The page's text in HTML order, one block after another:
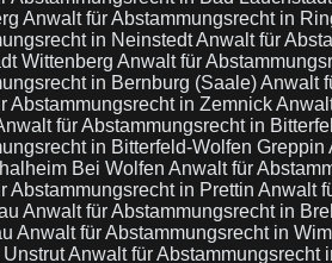
Anwalt für Abstammungsrecht in
in NeinstedtAnwalt für
Wittenberg Anwalt für
in Bernburg (Saale)Anwalt
Abstammungsrecht in Zemnick
für Abstammungsrecht in
in Bitterfeld-Wolfen Greppin
Bei Wolfen Anwalt für
Abstammungsrecht in Prettin Anwalt
Anwalt für Abstammungsrecht in
Anwalt für Abstammungsrecht in
UnstrutAnwalt für Abstammungsrecht